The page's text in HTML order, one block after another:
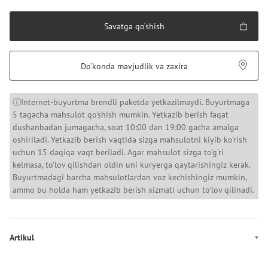
Savatga qo‘shish
Do‘konda mavjudlik va zaxira
ⓘInternet-buyurtma brendli paketda yetkazilmaydi. Buyurtmaga
5 tagacha mahsulot qo'shish mumkin. Yetkazib berish faqat
dushanbadan jumagacha, soat 10:00 dan 19:00 gacha amalga
oshiriladi. Yetkazib berish vaqtida sizga mahsulotni kiyib ko'rish
uchun 15 daqiqa vaqt beriladi. Agar mahsulot sizga to'g'ri
kelmasa, to'lov qilishdan oldin uni kuryerga qaytarishingiz kerak.
Buyurtmadagi barcha mahsulotlardan voz kechishingiz mumkin,
ammo bu holda ham yetkazib berish xizmati uchun to'lov qilinadi.
Artikul